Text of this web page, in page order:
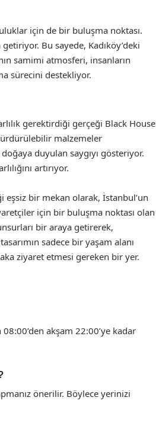
için de bir buluşma noktası.
Bu sayede, Kadıköy’deki
samimi atmosferi, insanların
sürecini destekliyor.
gerektirdiği gerçeği Black House
malzemeler
duyulan saygıyı gösteriyor.
artırıyor.
eşsiz bir mekan olarak, İstanbul’un
için bir buluşma noktası olan
bir araya getirerek,
sadece bir yaşam alanı
ziyaret etmesi gereken bir yer.
akşam 22:00’ye kadar
önerilir. Böylece yerinizi